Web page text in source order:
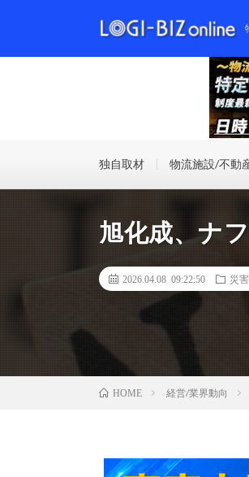
独自取材 物流施設/不動
旭化成、ナ
2026.04.08 09:22:50 災
HOME 経営/業界動向